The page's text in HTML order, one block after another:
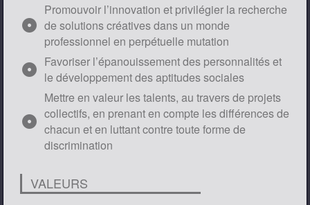
adjust
Promouvoir l’innovation et privilégier la recherche
de solutions créatives dans un monde
professionnel en perpétuelle mutation
adjust Favoriser l’épanouissement des personnalités et
le développement des aptitudes sociales
adjust
Mettre en valeur les talents, au travers de projets
collectifs, en prenant en compte les différences de
chacun et en luttant contre toute forme de
discrimination
VALEURS